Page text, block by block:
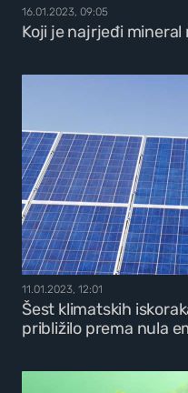
16.01.2023, 09:05
Koji je najrjeđi mineral
11.01.2023, 12:01
Šest klimatskih
približilo prema nula